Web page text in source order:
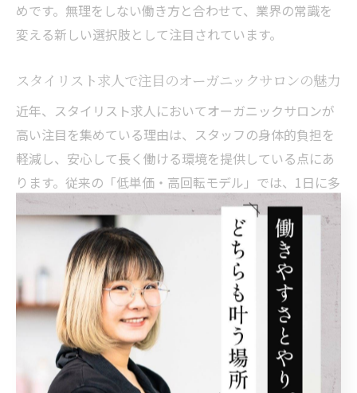
めです。無理をしない働き方と合わせて、業界の常識を
変える新しい選択肢として注目されています。
スタイリスト求人で注目のオーガニックサロンの魅力
近年、スタイリスト求人においてオーガニックサロンが
高い注目を集めている理由は、スタッフの身体的負担を
軽減し、安心して長く働ける環境を提供している点にあ
ります。従来の「低単価・高回転モデル」では、1日に多
くのお客様を担当し続けなければならず、手肌や腰への
負担が蓄積し、離職につながるケースが多く見られまし
一方で、オーガニックサロンではマンツーマン施術や一
日の施術人数を絞る働き方を採用しているため、無理な
体力勝負を避けることができます。THE SCISSORS
HANDS NAGANOのようなサロンでは、スタッフが自分
のペースで丁寧な施術を行いながら、手荒れや腰痛のリ